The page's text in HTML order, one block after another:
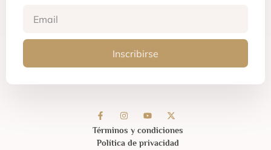
Inscribirse
Términos y condiciones
Política de privacidad